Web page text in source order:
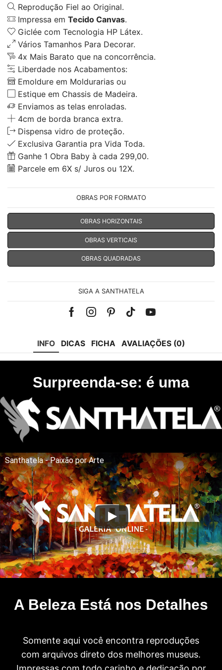
Reprodução Fiel ao Original.
Impressa em Tecido Canvas.
Giclée com Tecnologia HP Látex.
Vários Tamanhos Para Decorar.
4x Mais Barato que na concorrência.
Liberdade nos Acabamentos:
Emoldure em Moldurarias ou
Estique em Chassis de Madeira.
Enviamos as telas enroladas.
4cm de borda branca extra.
Dispensa vidro de proteção.
Exclusiva Garantia pra Vida Toda.
Ganhe 1 Obra Baby à cada 299,00.
Parcele em 6X s/ Juros ou 12X.
OBRAS POR FORMATO
OBRAS HORIZONTAIS
OBRAS VERTICAIS
OBRAS QUADRADAS
SIGA A SANTHATELA
Facebook
Instagram
Pinterest
Tik-Youtube
INFO DICAS FICHA AVALIAÇÕES (0)
Surpreenda-se: é uma
Santhatela - Paixão por Arte
A Beleza Está nos Detalhes
Somente aqui você encontra reproduções
com arquivos direto dos melhores museus.